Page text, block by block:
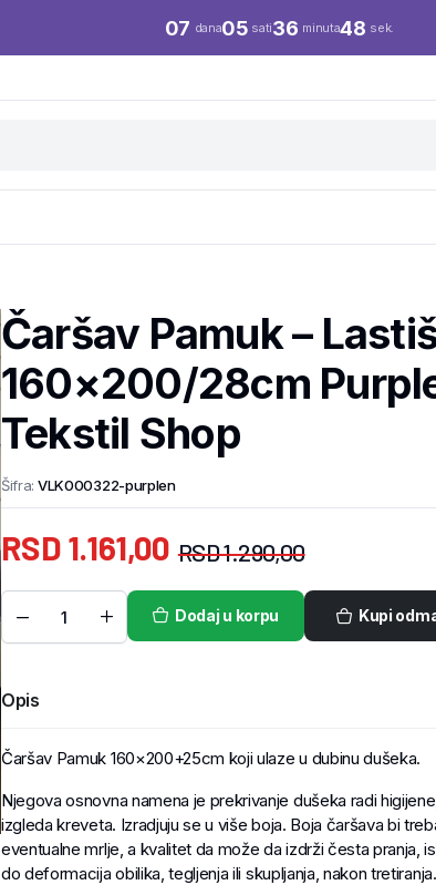
07 dana05 sati36 minuta48 sek.
Čaršav Pamuk –
160×200/28cm
Tekstil Shop
Šifra: VLK000322-purplen
RSD1.290,00
RSD1.161,00
Dodaj u korpu Kupi
Opis
Čaršav Pamuk 160×200+25cm koji ulaze u dubinu dušeka.
Njegova osnovna namena je prekrivanje dušeka radi
izgleda kreveta. Izradjuju se u više boja. Boja čaršava bi
eventualne mrlje, a kvalitet da može da izdrži česta pranja,
do deformacija obilika, tegljenja ili skupljanja, nakon